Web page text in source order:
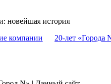
новейшая история
компании 20-лет «Города